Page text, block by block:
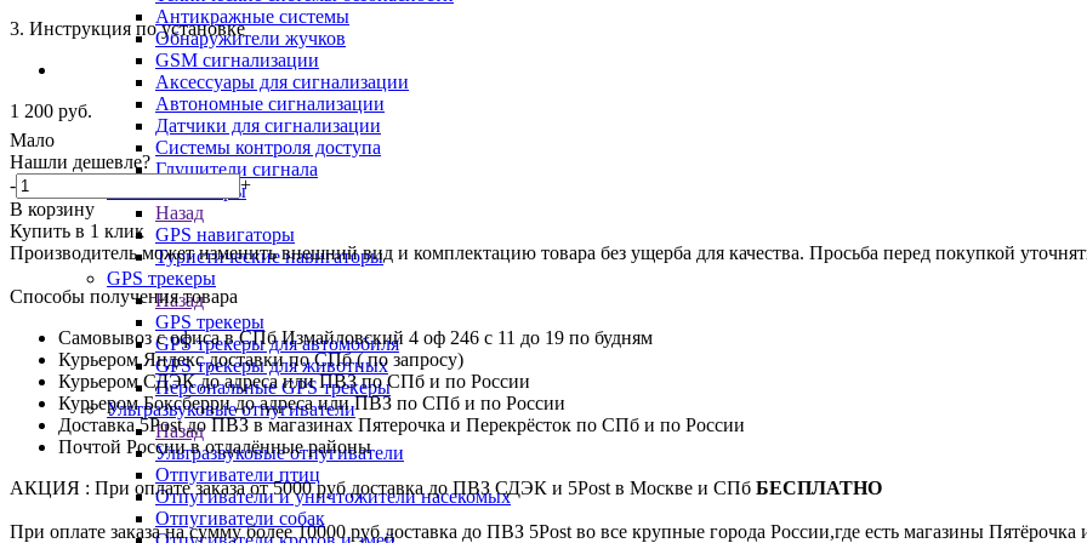
Антикражные системы
Обнаружители жучков
GSM сигнализации
Аксессуары для сигнализации
Автономные сигнализации
Датчики для сигнализации
Системы контроля доступа
Глушители сигнала
GPS навигаторы
Назад
GPS навигаторы
Туристические навигаторы
GPS трекеры
Назад
GPS трекеры
GPS трекеры для автомобиля
GPS трекеры для животных
Персональные GPS трекеры
Ультразвуковые отпугиватели
Назад
Ультразвуковые отпугиватели
Отпугиватели птиц
Отпугиватели и уничтожители насекомых
Отпугиватели собак
3. Инструкция по установке
1 200 руб.
Мало
Нашли дешевле?
-
+
В корзину
Купить в 1 клик
Производитель может изменить внешний вид и комплектацию товара без ущерба для качества. Просьба перед покупкой
Способы получения товара
Самовывоз с офиса в СПб Измайловский 4 оф 246 с 11 до 19 по будням
Курьером Яндекс доставки по СПб ( по запросу)
Курьером СДЭК до адреса или ПВЗ по СПб и по России
Курьером Боксберри до адреса или ПВЗ по СПб и по России
Доставка 5Post до ПВЗ в магазинах Пятерочка и Перекрёсток по СПб и по России
Почтой России в отдалённые районы
АКЦИЯ : При оплате заказа от 5000 руб доставка до ПВЗ СДЭК и 5Post в Москве и СПб БЕСПЛАТНО
При оплате заказа на сумму более 10000 руб доставка до ПВЗ 5Post во все крупные города России,где есть магазины Пятёрочка